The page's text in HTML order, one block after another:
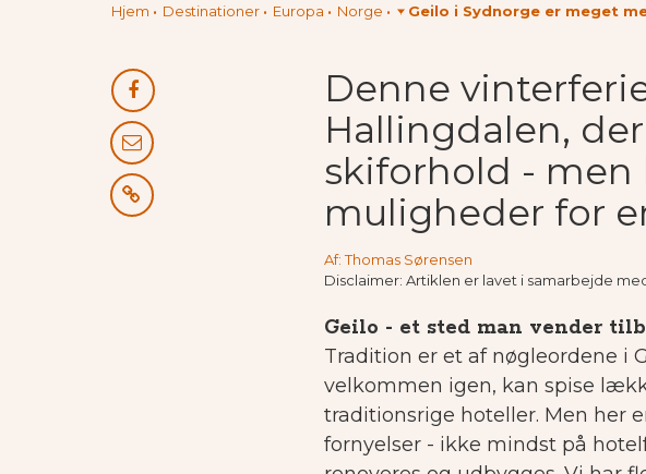
Hjem Destinationer Europa Norge Geilo i Sydnorge er meget
Denne
Hallingdalen,
skiforhold - men
muligheder for
Af: Thomas Sørensen
Disclaimer: Artiklen er lavet i samarbejde
Geilo - et sted man vender
Tradition er et af nøgleordene i
velkommen igen, kan spise
traditionsrige hoteller. Men her
fornyelser - ikke mindst på